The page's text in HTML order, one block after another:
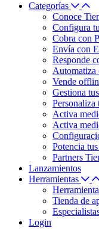
Categorías
Conoce
Configura
Cobra con
Envía con
Responde
Automatiza
Vende
Gestiona
Personaliza
Activa
Activa
Potencia
Partners
Lanzamientos
Herramientas
Tienda de
Login